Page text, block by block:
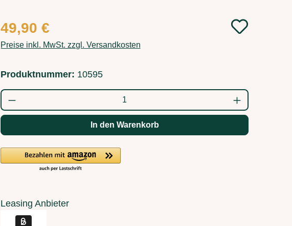
Regulärer Preis:
49,90 €
Preise inkl. MwSt. zzgl. Versandkosten
Produktnummer: 10595
Produkt Anzahl: Gib den gewünschten Wert ein
In den Warenkorb
Leasing Anbieter